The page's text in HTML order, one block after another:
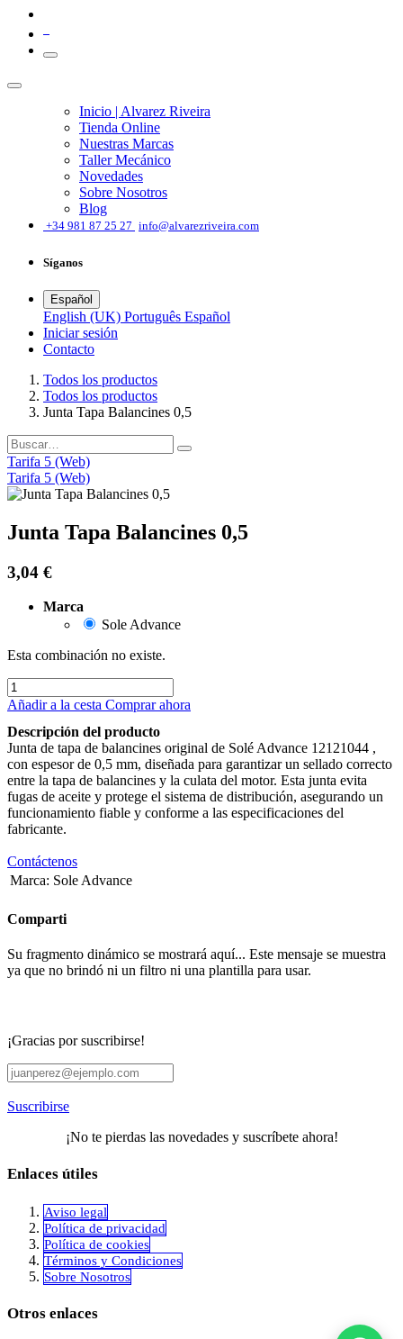
Inicio | Alvarez Riveira
Tienda Online
Nuestras Marcas
Taller Mecánico
Novedades
Sobre Nosotros
Blog
+34 981 87 25 27 info@alvarezriveira.com
Síganos
Español
English (UK) Português Español
Iniciar sesión
​Contacto
Todos los productos
Todos los productos
Junta Tapa Balancines 0,5
Tarifa 5 (Web)
Tarifa 5 (Web)
Junta Tapa Balancines 0,5
3,04 €
Marca
Sole Advance
Esta combinación no existe.
Añadir a la cesta Comprar ahora
Descripción del producto
Junta de tapa de balancines original de Solé Advance 12121044 ,
con espesor de 0,5 mm, diseñada para garantizar un sellado correcto
entre la tapa de balancines y la culata del motor. Esta junta evita
fugas de aceite y protege el sistema de distribución, asegurando un
funcionamiento fiable y conforme a las especificaciones del
fabricante.
Contáctenos
Marca: Sole Advance
Comparti
Su fragmento dinámico se mostrará aquí... Este mensaje se muestra
ya que no brindó ni un filtro ni una plantilla para usar.
¡Gracias por suscribirse!
Suscribirse
¡No te pierdas las novedades y suscríbete ahora!
Enlaces útiles
Aviso legal
Política de privacidad
​Política de cookies
Términos y Condiciones
Sobre Nosotros
Otros enlaces